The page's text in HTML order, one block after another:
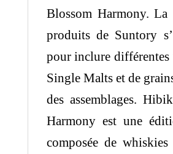
Blossom Harmony. La
produits de Suntory
pour inclure différentes
Single Malts et de
des assemblages.
Harmony est une
composée de